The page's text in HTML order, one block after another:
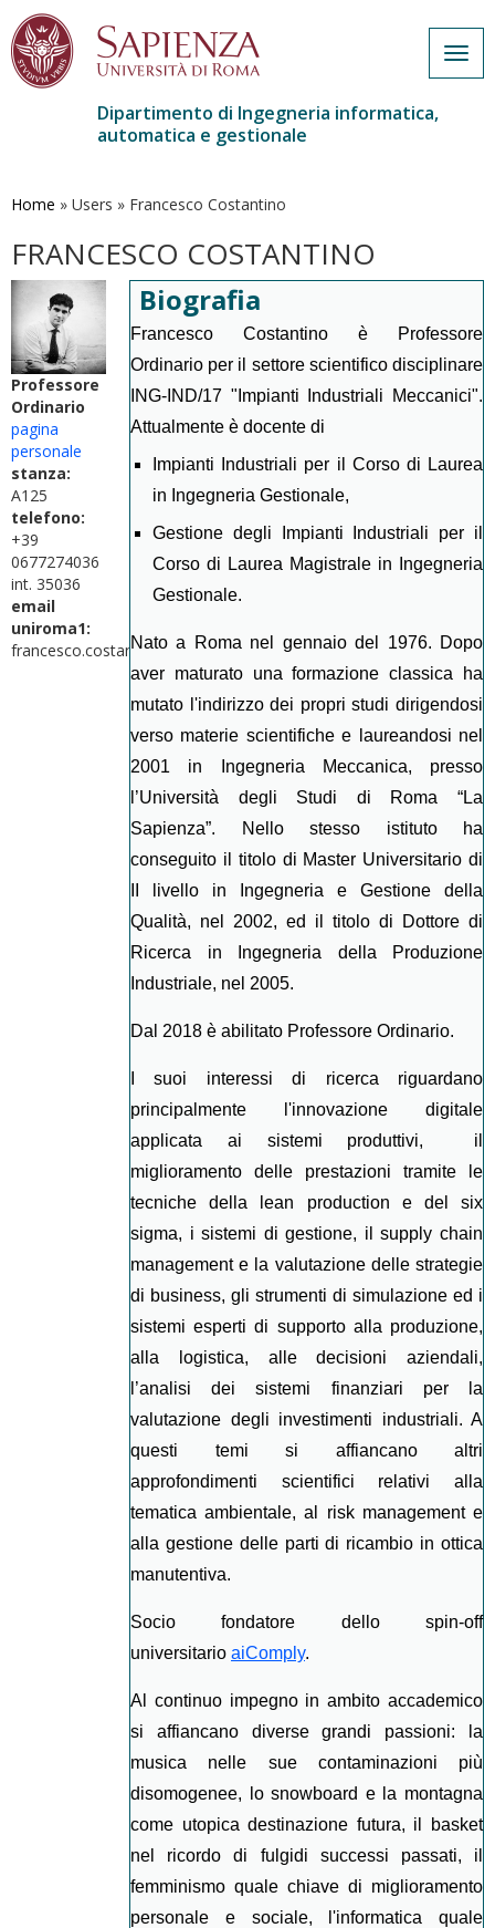
contenuto
Dipartimento di Ingegneria informatica,
automatica e gestionale
Home » Users » Francesco Costantino
FRANCESCO COSTANTINO
Professore
Ordinario
pagina
personale
stanza:
A125
telefono:
+39
0677274036
int. 35036
email
uniroma1:
francesco.costantino@uniroma1.it
Biografia
Francesco Costantino è Professore
Ordinario per il settore scientifico disciplinare
ING-IND/17 "Impianti Industriali Meccanici".
Attualmente è docente di
Impianti Industriali per il Corso di Laurea
in Ingegneria Gestionale,
Gestione degli Impianti Industriali per il
Corso di Laurea Magistrale in Ingegneria
Gestionale.
Nato a Roma nel gennaio del 1976. Dopo
aver maturato una formazione classica ha
mutato l'indirizzo dei propri studi dirigendosi
verso materie scientifiche e laureandosi nel
2001 in Ingegneria Meccanica, presso
l’Università degli Studi di Roma “La
Sapienza”. Nello stesso istituto ha
conseguito il titolo di Master Universitario di
II livello in Ingegneria e Gestione della
Qualità, nel 2002, ed il titolo di Dottore di
Ricerca in Ingegneria della Produzione
Industriale, nel 2005.
Dal 2018 è abilitato Professore Ordinario.
I suoi interessi di ricerca riguardano
principalmente l'innovazione digitale
applicata ai sistemi produttivi, il
miglioramento delle prestazioni tramite le
tecniche della lean production e del six
sigma, i sistemi di gestione, il supply chain
management e la valutazione delle strategie
di business, gli strumenti di simulazione ed i
sistemi esperti di supporto alla produzione,
alla logistica, alle decisioni aziendali,
l’analisi dei sistemi finanziari per la
valutazione degli investimenti industriali. A
questi temi si affiancano altri
approfondimenti scientifici relativi alla
tematica ambientale, al risk management e
alla gestione delle parti di ricambio in ottica
manutentiva.
Socio fondatore dello spin-off
universitario aiComply.
Al continuo impegno in ambito accademico
si affiancano diverse grandi passioni: la
musica nelle sue contaminazioni più
disomogenee, lo snowboard e la montagna
come utopica destinazione futura, il basket
nel ricordo di fulgidi successi passati, il
femminismo quale chiave di miglioramento
personale e sociale, l'informatica quale